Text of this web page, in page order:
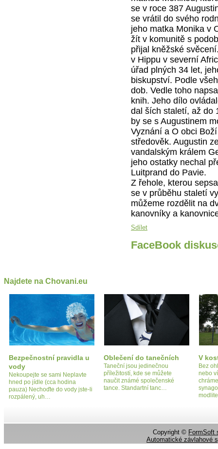
se v roce 387
se vrátil do svého
jeho matka Monika v
žít v komunitě s
přijal kněžské
v Hippu v severní
úřad plných 34 let,
biskupství. Podle
dob. Vedle toho
knih. Jeho dílo
dal ších staletí, až do
by se s Augustinem
Vyznání a O obci
středověk. Augustin
vandalským králem
jeho ostatky nechal
Luitprand do Pavie.
Z řehole, kterou
se v průběhu staletí
můžeme rozdělit na
kanovníky a
Sdílet
FaceBook
Najdete na Chovani.eu
Bezpečnostní pravidla u
vody
Nekoupejte se sami Neplavte
hned po jídle (cca hodina
pauza) Nechoďte do vody jste-li
rozpálený, uh…
Oblečení do tanečních
Taneční jsou jedinečnou
příležitostí, kde se můžete
naučit známé společenské
tance. Standartní tanc…
V
Bez
nebo
Copyright © FormSoft
Automatické závlahové